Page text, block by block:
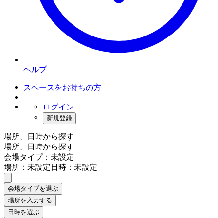
ヘルプ
スペースをお持ちの方
ログイン
新規登録
場所、日時から探す
場所、日時から探す
会場タイプ：未設定
場所：未設定日時：未設定
会場タイプを選ぶ
場所を入力する
日時を選ぶ